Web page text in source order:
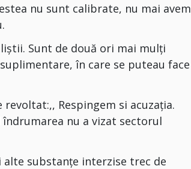
nu sunt calibrate, nu mai avem
Sunt de două ori mai mulţi
în care se puteau face
Respingem si acuzaţia.
nu a vizat sectorul
substanţe interzise trec de